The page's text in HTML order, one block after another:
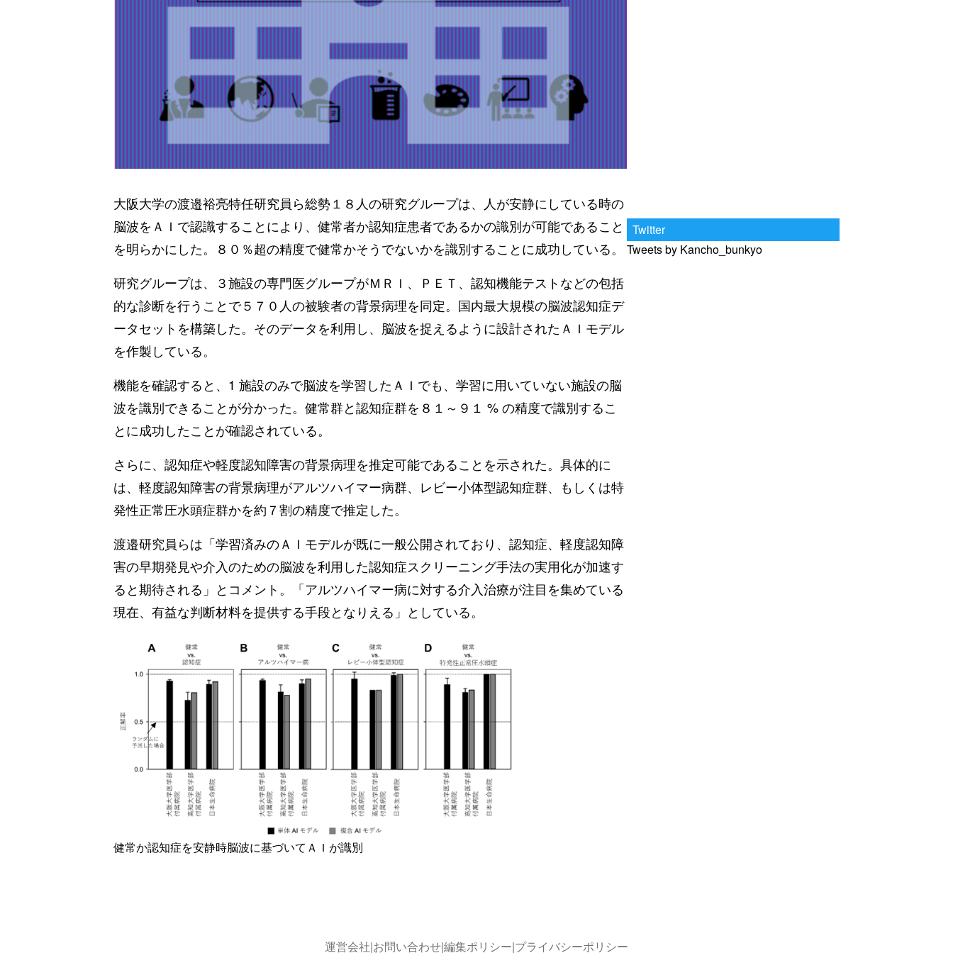
大阪大学の渡邉裕亮特任研究員ら総勢１８人の研究グループは、人が安静にしている時の
脳波をＡＩで認識することにより、健常者か認知症患者であるかの識別が可能であること
を明らかにした。８０％超の精度で健常かそうでないかを識別することに成功している。
研究グループは、３施設の専門医グループがＭＲＩ、ＰＥＴ、認知機能テストなどの包括
的な診断を行うことで５７０人の被験者の背景病理を同定。国内最大規模の脳波認知症デ
ータセットを構築した。そのデータを利用し、脳波を捉えるように設計されたＡＩモデル
を作製している。
機能を確認すると、1 施設のみで脳波を学習したＡＩでも、学習に用いていない施設の脳
波を識別できることが分かった。健常群と認知症群を８１～９１ % の精度で識別するこ
とに成功したことが確認されている。
さらに、認知症や軽度認知障害の背景病理を推定可能であることを示された。具体的に
は、軽度認知障害の背景病理がアルツハイマー病群、レビー小体型認知症群、もしくは特
発性正常圧水頭症群かを約７割の精度で推定した。
渡邉研究員らは「学習済みのＡＩモデルが既に一般公開されており、認知症、軽度認知障
害の早期発見や介入のための脳波を利用した認知症スクリーニング手法の実用化が加速す
ると期待される」とコメント。「アルツハイマー病に対する介入治療が注目を集めている
現在、有益な判断材料を提供する手段となりえる」としている。
健常か認知症を安静時脳波に基づいてＡＩが識別
Twitter
Tweets by Kancho_bunkyo
運営会社|お問い合わせ|編集ポリシー|プライバシーポリシー